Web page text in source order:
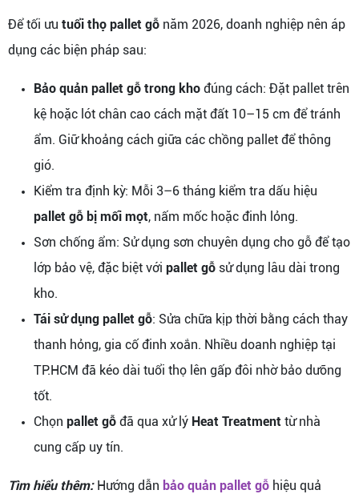
Để tối ưu tuổi thọ pallet gỗ năm 2026, doanh nghiệp nên áp
dụng các biện pháp sau:
Bảo quản pallet gỗ trong kho đúng cách: Đặt pallet trên
kệ hoặc lót chân cao cách mặt đất 10–15 cm để tránh
ẩm. Giữ khoảng cách giữa các chồng pallet để thông
gió.
Kiểm tra định kỳ: Mỗi 3–6 tháng kiểm tra dấu hiệu
pallet gỗ bị mối mọt, nấm mốc hoặc đinh lỏng.
Sơn chống ẩm: Sử dụng sơn chuyên dụng cho gỗ để tạo
lớp bảo vệ, đặc biệt với pallet gỗ sử dụng lâu dài trong
kho.
Tái sử dụng pallet gỗ: Sửa chữa kịp thời bằng cách thay
thanh hỏng, gia cố đinh xoắn. Nhiều doanh nghiệp tại
TP.HCM đã kéo dài tuổi thọ lên gấp đôi nhờ bảo dưỡng
tốt.
Chọn pallet gỗ đã qua xử lý Heat Treatment từ nhà
cung cấp uy tín.
Tìm hiểu thêm: Hướng dẫn bảo quản pallet gỗ hiệu quả